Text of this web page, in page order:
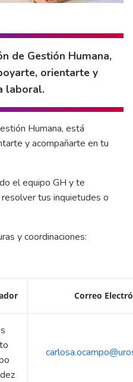
de Gestión Humana,
orientarte y
laboral.
Humana, está
y acompañarte en tu
el equipo GH y te
tus inquietudes o
y coordinaciones:
Correo